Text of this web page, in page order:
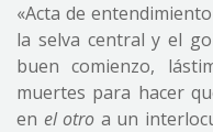
«Acta de
la selva central y el
buen comienzo,
muertes para hacer
en el otro a un